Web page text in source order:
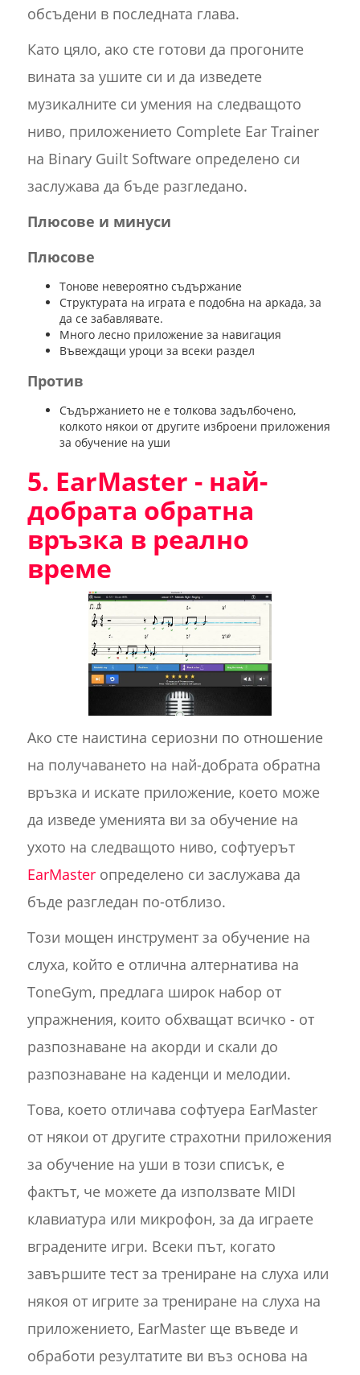
обсъдени в последната глава.
Като цяло, ако сте готови да прогоните
вината за ушите си и да изведете
музикалните си умения на следващото
ниво, приложението Complete Ear Trainer
на Binary Guilt Software определено си
заслужава да бъде разгледано.
Плюсове и минуси
Плюсове
Тонове невероятно съдържание
Структурата на играта е подобна на аркада, за
да се забавлявате.
Много лесно приложение за навигация
Въвеждащи уроци за всеки раздел
Против
Съдържанието не е толкова задълбочено,
колкото някои от другите изброени приложения
за обучение на уши
5. EarMaster - най-
добрата обратна
връзка в реално
време
Ако сте наистина сериозни по отношение
на получаването на най-добрата обратна
връзка и искате приложение, което може
да изведе уменията ви за обучение на
ухото на следващото ниво, софтуерът
EarMasterопределено си заслужава да
бъде разгледан по-отблизо.
Този мощен инструмент за обучение на
слуха, който е отлична алтернатива на
ToneGym, предлага широк набор от
упражнения, които обхващат всичко - от
разпознаване на акорди и скали до
разпознаване на каденци и мелодии.
Това, което отличава софтуера EarMaster
от някои от другите страхотни приложения
за обучение на уши в този списък, е
фактът, че можете да използвате MIDI
клавиатура или микрофон, за да играете
вградените игри. Всеки път, когато
завършите тест за трениране на слуха или
някоя от игрите за трениране на слуха на
приложението, EarMaster ще въведе и
обработи резултатите ви въз основа на